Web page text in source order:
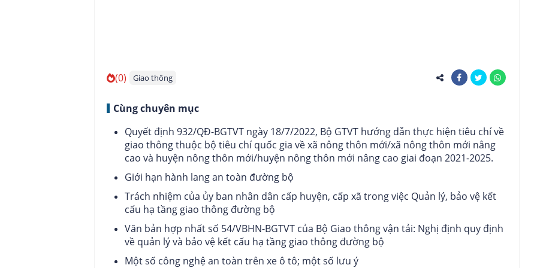
(0) Giao thông
Cùng chuyên mục
Quyết định 932/QĐ-BGTVT ngày 18/7/2022, Bộ GTVT hướng dẫn thực hiện tiêu chí về
giao thông thuộc bộ tiêu chí quốc gia về xã nông thôn mới/xã nông thôn mới nâng
cao và huyện nông thôn mới/huyện nông thôn mới nâng cao giai đoạn 2021-2025.
Giới hạn hành lang an toàn đường bộ
Trách nhiệm của ủy ban nhân dân cấp huyện, cấp xã trong việc Quản lý, bảo vệ kết
cấu hạ tầng giao thông đường bộ
Văn bản hợp nhất số 54/VBHN-BGTVT của Bộ Giao thông vận tải: Nghị định quy định
về quản lý và bảo vệ kết cấu hạ tầng giao thông đường bộ
Một số công nghệ an toàn trên xe ô tô; một số lưu ý